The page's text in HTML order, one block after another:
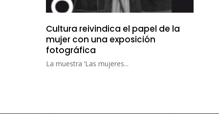
Cultura reivindica el papel de la
mujer con una exposición
fotográfica
La muestra ‘Las mujeres...